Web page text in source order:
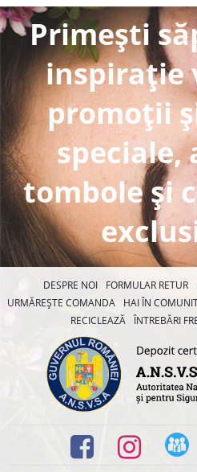
Primești
inspirație
promoții
speciale,
tombole și
DESPRE NOI FORMULAR RETUR
URMĂREȘTE COMANDA
HAI ÎN
RECICLEAZĂ ÎNTREBĂRI